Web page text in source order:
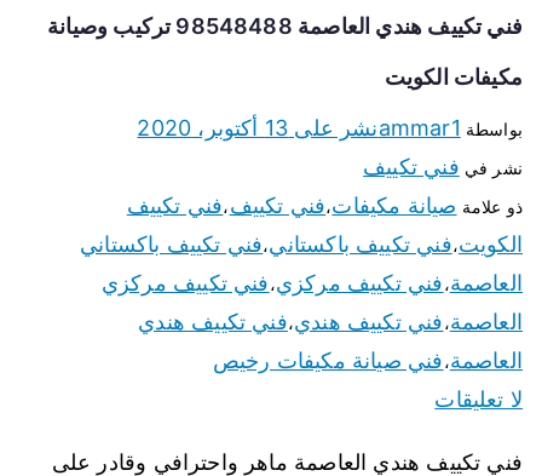
فني تكييف هندي العاصمة 98548488 تركيب وصيانة
مكيفات الكويت
بواسطة ammar1نشر على 13 أكتوبر، 2020
نشر في فني تكييف
ذو علامة صيانة مكيفات،فني تكييف،فني تكييف
الكويت،فني تكييف باكستاني،فني تكييف باكستاني
العاصمة،فني تكييف مركزي،فني تكييف مركزي
العاصمة،فني تكييف هندي،فني تكييف هندي
العاصمة،فني صيانة مكيفات رخيص
لا تعليقات
فني تكييف هندي العاصمة ماهر واحترافي وقادر على